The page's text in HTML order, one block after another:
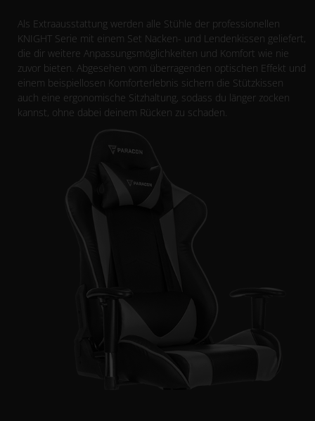
Als Extraausstattung werden alle Stühle der professionellen
KNIGHT Serie mit einem Set Nacken- und Lendenkissen geliefert,
die dir weitere Anpassungsmöglichkeiten und Komfort wie nie
zuvor bieten. Abgesehen vom überragenden optischen Effekt und
einem beispiellosen Komforterlebnis sichern die Stützkissen
auch eine ergonomische Sitzhaltung, sodass du länger zocken
kannst, ohne dabei deinem Rücken zu schaden.